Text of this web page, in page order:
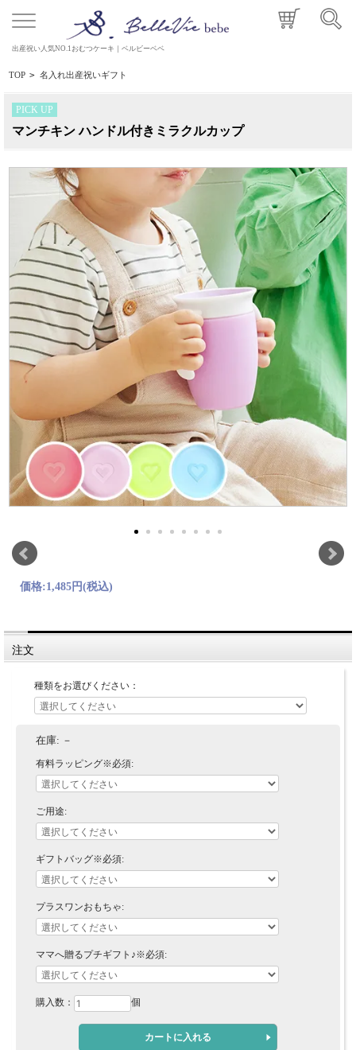
出産祝い人気NO.1おむつケーキ｜ベルビーベベ
TOP > 名入れ出産祝いギフト
PICK UP
マンチキン ハンドル付きミラクルカップ
価格:1,485円(税込)
注文
種類をお選びください：
在庫: －
有料ラッピング※必須:
ご用途:
ギフトバッグ※必須:
プラスワンおもちゃ:
ママへ贈るプチギフト♪※必須:
購入数： 個